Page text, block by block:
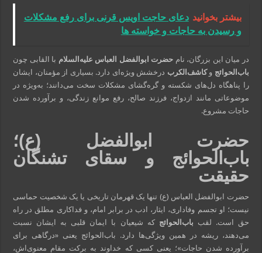
بیشتر بخوانید دعای حاجت اویس قرنی برای رفع مشکلات
و رسیدن به حاجات و خواسته ها
در میان این بزرگان، نام حضرت ابوالفضل العباس علیه‌السلام با القابی چون
باب‌الحوائج وکاشف‌الکرب درخشش ویژه‌ای دارد. بسیاری از مؤمنان، ایشان
را پناهگاه دل‌های شکسته و گره‌گشای مشکلات سخت می‌دانند؛ به‌ویژه در
موضوعاتی مانند ازدواج، فرزند صالح، رفع موانع زندگی، و برآورده شدن
حاجات مشروع.
حضرت ابوالفضل (ع)؛
باب‌الحوائج و سقا‌ی تشنگان
حقیقت
حضرت ابوالفضل العباس (ع) تنها یک قهرمان تاریخی یا یک شخصیت حماسی
نیست؛ او تجسم وفاداری، ایثار، ادب در برابر امام، و فداکاری مطلق در راه
حق است. لقب باب‌الحوائج که شیعیان با ایمان قلبی به ایشان نسبت
می‌دهند، ریشه در همین ویژگی‌ها دارد. باب‌الحوائج یعنی «درگاهی برای
برآورده شدن حاجات»؛ یعنی کسی که خداوند به برکت مقام معنوی‌اش،